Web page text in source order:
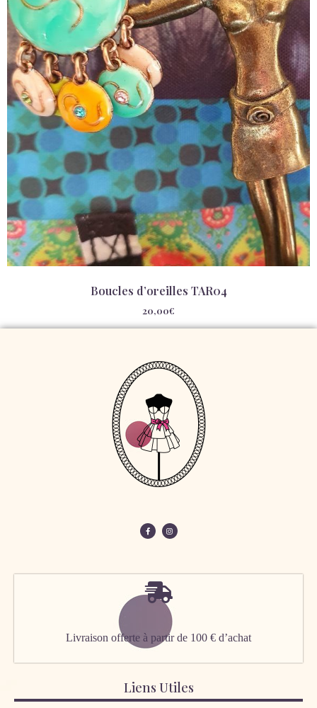
Boucles d’oreilles TAR04
20,00€
Livraison offerte à partir de 100 € d’achat
Liens Utiles